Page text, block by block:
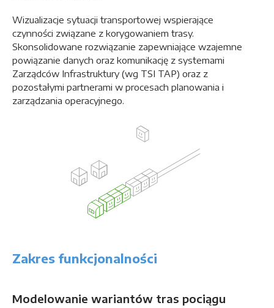
Wizualizacje sytuacji transportowej wspierające
czynności związane z korygowaniem trasy.
Skonsolidowane rozwiązanie zapewniające wzajemne
powiązanie danych oraz komunikację z systemami
Zarządców Infrastruktury (wg TSI TAP) oraz z
pozostałymi partnerami w procesach planowania i
zarządzania operacyjnego.
Zakres funkcjonalności
Modelowanie wariantów tras pociągu